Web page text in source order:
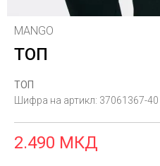
MANGO
ТОП
ТОП
Шифра на артикл: 37061367-40
2.490 МКД